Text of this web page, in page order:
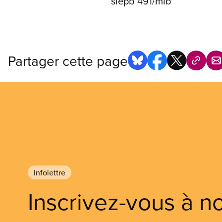
Partager cette page
Infolettre
Inscrivez-vous à